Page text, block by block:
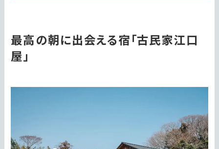
最高の朝に出会える宿「古民家江口
屋」